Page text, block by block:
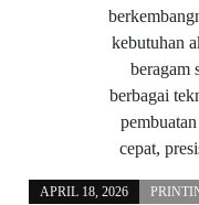
kebutuhan
beragam
berbagai
cepat,
APRIL 18, 2026